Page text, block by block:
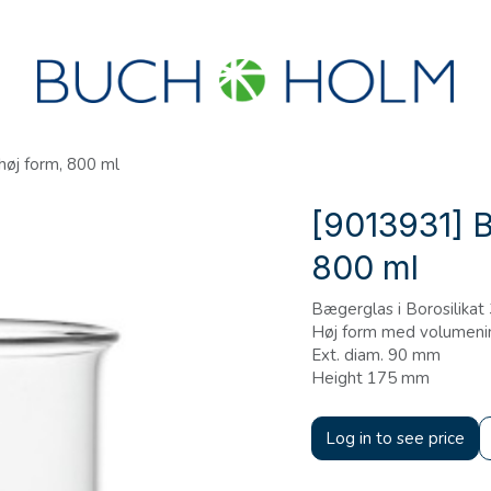
form, 800 ml
[9013931]
800 ml
Bægerglas i Borosilikat
Høj form med
Ext. diam. 90 mm
Height 175 mm
Log in to see price